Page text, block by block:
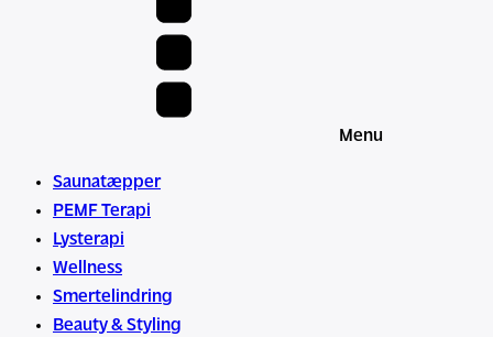
Menu
Saunatæpper
PEMF Terapi
Lysterapi
Wellness
Smertelindring
Beauty & Styling